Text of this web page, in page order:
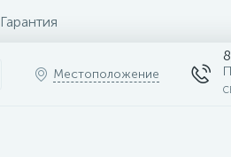
Гарантия
Местоположение